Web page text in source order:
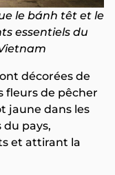
le bánh têt et le
essentiels du
décorées de
fleurs de pêcher
jaune dans les
pays,
et attirant la